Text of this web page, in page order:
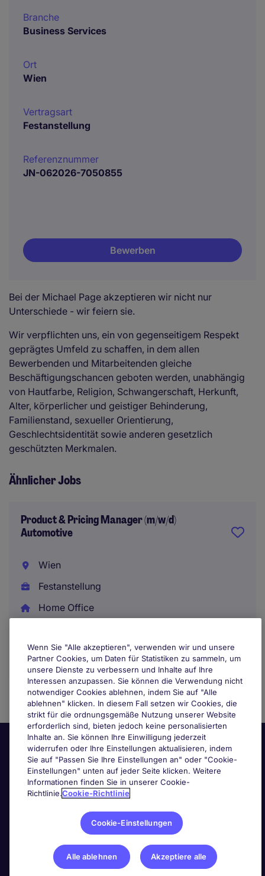
Branche
Business Services
Ort
Wien
Vertragsart
Festanstellung
Referenznummer
JN-062026-7050855
Bewerben
Bei der Michael Page akzeptieren wir nicht nur
Unterschiede - wir feiern sie.
Wir verpflichten uns, ein von gegenseitigem Respekt
geprägtes Umfeld zu schaffen, in dem allen
Bewerbenden und Mitarbeitenden gleiche
Beschäftigungschancen geboten werden, unabhängig
von Hautfarbe, Religion, Schwangerschaft, Herkunft,
Alter, körperlicher und geistiger Behinderung,
Familienstand, sexueller Orientierung,
Geschlechtsidentität sowie anderen gesetzlich
geschützten Merkmalen.
Ähnlicher Jobs
Product & Pricing Manager (m/w/d)
Automotive
Wien
Festanstellung
Home Office
Nach Berufsfeld suchen
Wenn Sie "Alle akzeptieren", verwenden wir und unsere
Partner Cookies, um Daten für Statistiken zu sammeln, um
unsere Dienste zu verbessern und Inhalte auf Ihre
Interessen anzupassen. Sie können die Verwendung nicht
notwendiger Cookies ablehnen, indem Sie auf "Alle
ablehnen" klicken. In diesem Fall setzen wir Cookies, die
strikt für die ordnungsgemäße Nutzung unserer Website
erforderlich sind, bieten jedoch keine personalisierten
Inhalte an. Sie können Ihre Einwilligung jederzeit
widerrufen oder Ihre Einstellungen aktualisieren, indem
Sie auf "Passen Sie Ihre Einstellungen an" oder "Cookie-
Einstellungen" unten auf jeder Seite klicken. Weitere
Informationen finden Sie in unserer Cookie-
Richtlinie.Cookie-Richtlinie
Cookie-Einstellungen
Alle ablehnen Akzeptiere alle